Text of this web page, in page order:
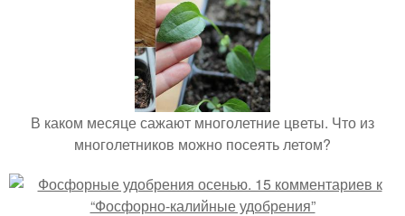
В каком месяце сажают многолетние цветы. Что из
многолетников можно посеять летом?